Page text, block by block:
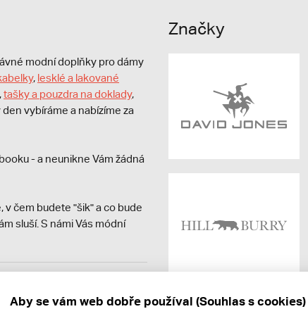
modní doplňky pro dámy
, lesklé a lakované
,tašky a pouzdra na doklady,
vybíráme a nabízíme za
- a neunikne Vám žádná
v čem budete "šik" a co bude
sluší. S námi Vás módní
online; v případě
Značky
Aby se vám web dobře používal (Souhlas s cookies)